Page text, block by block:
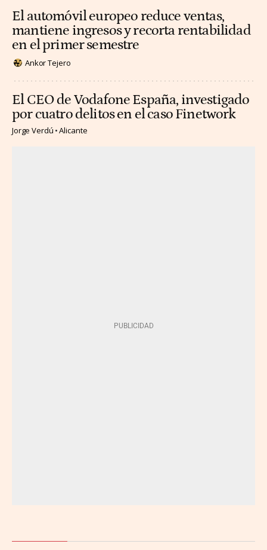
El automóvil europeo reduce ventas,
mantiene ingresos y recorta rentabilidad
en el primer semestre
Ankor Tejero
El CEO de Vodafone España, investigado
por cuatro delitos en el caso Finetwork
Jorge Verdú Alicante